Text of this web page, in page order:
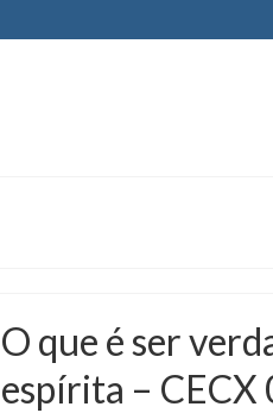
O que é ser
espírita –